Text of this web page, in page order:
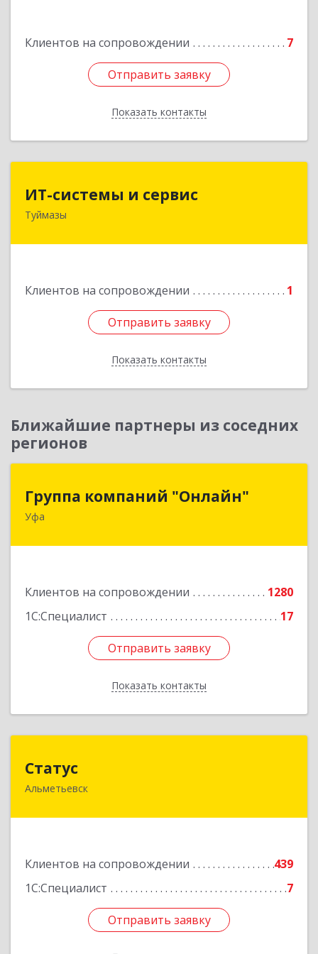
Клиентов на сопровождении 7
Отправить заявку
Показать контакты
Отправить заявку
Назад
ИТ-системы и сервис
Туймазы
Клиентов на сопровождении 1
Отправить заявку
Показать контакты
Подробнее
Отправить заявку
Назад
Ближайшие партнеры из соседних
регионов
Группа компаний "Онлайн"
Уфа
Клиентов на сопровождении
1280
1С:Специалист
17
Отправить заявку
Показать контакты
Группа компаний "Онлайн"
450006, Башкортостан Респ, г.о. город Уфа, Уфа
Отправить заявку
Назад
Статус
Альметьевск
Клиентов на сопровождении
439
1С:Специалист
7
Отправить заявку
423450, Татарстан Респ, Альметьевск г, Мира
Отправить заявку